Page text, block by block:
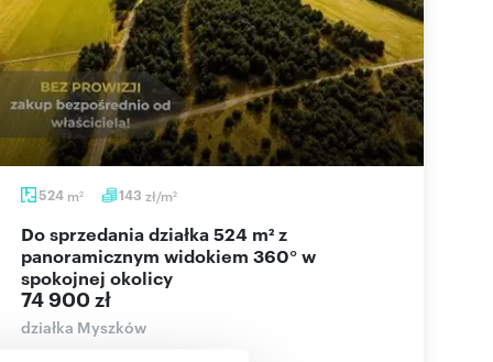
524 m2 143 zł/m2
Do sprzedania działka 524 m² z
panoramicznym widokiem 360° w
spokojnej okolicy
74 900 zł
działka Myszków